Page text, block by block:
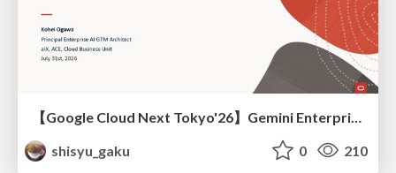
shisyu_gaku
0 210